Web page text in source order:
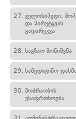
27. ველოსიპედი,
და პირუტყვის
გადარეკვა
28. საგზაო მონიშვნა
29. სამედიცინო
30. მოძრაობის
უსაფრთხოება